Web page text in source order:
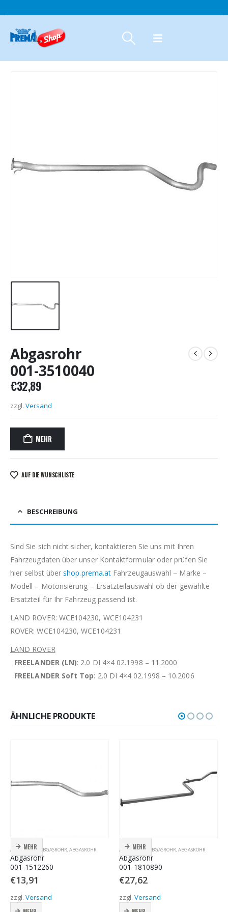
Abgasrohr
001-3510040
€32,89
zzgl. Versand
MEHR
AUF DIE WUNSCHLISTE
BESCHREIBUNG
Sind Sie sich nicht sicher, kontaktieren Sie uns mit Ihren
Fahrzeugdaten über unser Kontaktformular oder prüfen Sie
hier selbst übershop.prema.at Fahrzeugauswahl – Marke –
Modell – Motorisierung – Ersatzteilauswahl ob der gewählte
Ersatzteil für Ihr Fahrzeug passend ist.
LAND ROVER: WCE104230, WCE104231
ROVER: WCE104230, WCE104231
LAND ROVER
FREELANDER (LN): 2.0 DI 4×4 02.1998 – 11.2000
FREELANDER Soft Top: 2.0 DI 4×4 02.1998 – 10.2006
ÄHNLICHE PRODUKTE
MEHR
ABGASROHR ABGASROHR,ABGASROHR
Abgasrohr
001-1512260
€13,91
zzgl. Versand
MEHR
ABGASROHR ABGASROHR,ABGASROHR
Abgasrohr
001-1810890
€27,62
zzgl. Versand